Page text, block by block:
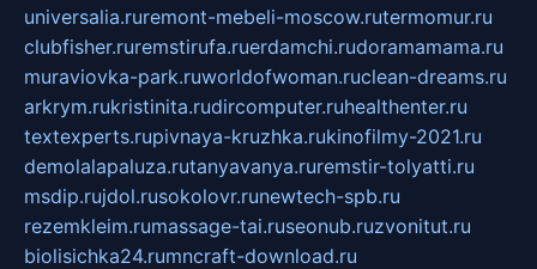
universalia.ruremont-mebeli-moscow.rutermomur.ru
clubfisher.ruremstirufa.ruerdamchi.rudoramamama.ru
muraviovka-park.ruworldofwoman.ruclean-dreams.ru
arkrym.rukristinita.rudircomputer.ruhealthenter.ru
textexperts.rupivnaya-kruzhka.rukinofilmy-2021.ru
demolalapaluza.rutanyavanya.ruremstir-tolyatti.ru
msdip.rujdol.rusokolovr.runewtech-spb.ru
rezemkleim.rumassage-tai.ruseonub.ruzvonitut.ru
biolisichka24.rumncraft-download.ru